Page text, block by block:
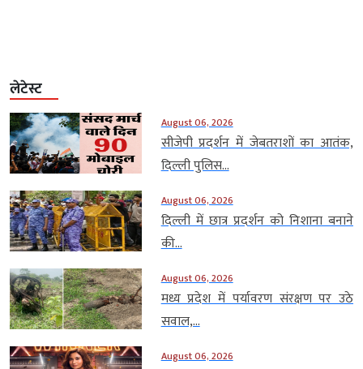
लेटेस्ट
August 06, 2026
सीजेपी प्रदर्शन में जेबतराशों का आतंक,
दिल्ली पुलिस...
August 06, 2026
दिल्ली में छात्र प्रदर्शन को निशाना बनाने
की...
August 06, 2026
मध्य प्रदेश में पर्यावरण संरक्षण पर उठे
सवाल,...
August 06, 2026